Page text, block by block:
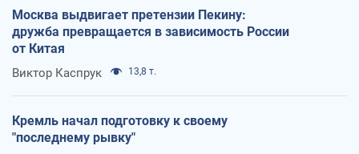
Москва выдвигает претензии Пекину:
дружба превращается в зависимость России
от Китая
Виктор Каспрук 13,8 т.
Кремль начал подготовку к своему
"последнему рывку"